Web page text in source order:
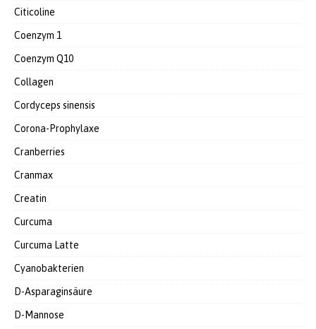
Citicoline
Coenzym 1
Coenzym Q10
Collagen
Cordyceps sinensis
Corona-Prophylaxe
Cranberries
Cranmax
Creatin
Curcuma
Curcuma Latte
Cyanobakterien
D-Asparaginsäure
D-Mannose